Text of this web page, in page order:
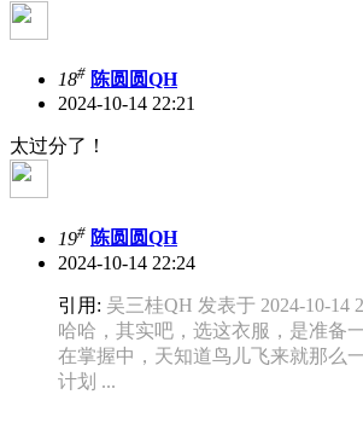
18# 陈圆圆QH
2024-10-14 22:21
太过分了！
19# 陈圆圆QH
2024-10-14 22:24
引用: 吴三桂QH 发表于 2024-10-14
哈哈，其实吧，选这衣服，是准备
在掌握中，天知道鸟儿飞来就那么
计划 ...